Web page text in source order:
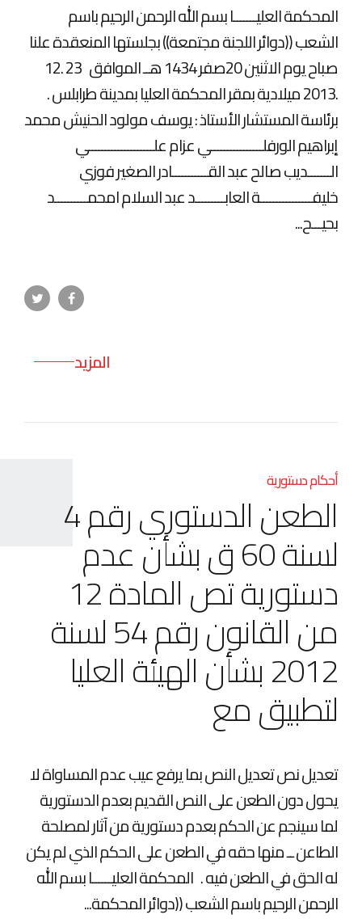
المحكمة العليـــــــا بسم الله الرحمن الرحيم باسم
الشعب ((دوائر اللجنة مجتمعة)) بجلستها المنعقدة علنا
صباح يوم الاثنين 20صفر 1434 هــ الموافق 23 .12
.2013 ميلادية بمقر المحكمة العليا بمدينة طرابلس .
برئاسة المستشار الأستاذ : يوسف مولود الحنيش محمد
إبراهيم الورفلــــــــــــــــي عزام علــــــــــــــــــــي
الـــــــديب صالح عبد القـــــــــــادر الصغير فوزي
خليفــــــــــــــــة العابـــــــــد عبد السلام امحمــــــــــد
بحيـــح...
المزيد
أحكام دستورية
الطعن الدستوري رقم 4
لسنة 60 ق بشأن عدم
دستورية تص المادة 12
من القانون رقم 54 لسنة
2012 بشأن الهيئة العليا
لتطبيق مع
تعديل نص تعديل النص بما يرفع عيب عدم المساواة لا
يحول دون الطعن على النص القديم بعدم الدستورية
لما سينجم عن الحكم بعدم دستورية من آثار لمصلحة
الطاعن ــ منها حقه في الطعن على الحكم الذي لم يكن
له الحق في الطعن فيه . المحكمة العليــــــا بسم الله
الرحمن الرحيم باسم الشعب ((دوائر المحكمة...